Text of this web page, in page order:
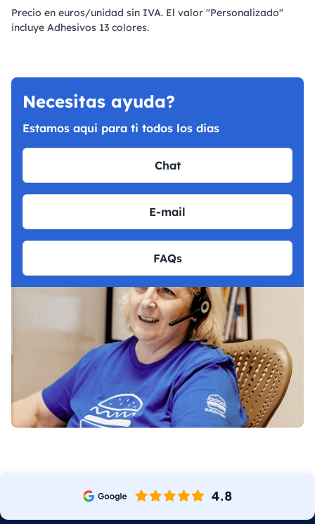
Precio en euros/unidad sin IVA. El valor "Personalizado"
incluye Adhesivos 13 colores.
Necesitas ayuda?
Estamos aqui para ti todos los dias
Chat
E-mail
FAQs